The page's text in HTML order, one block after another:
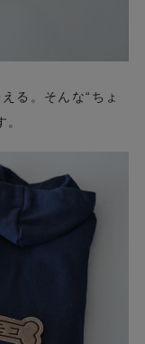
る。そんな“ちょ